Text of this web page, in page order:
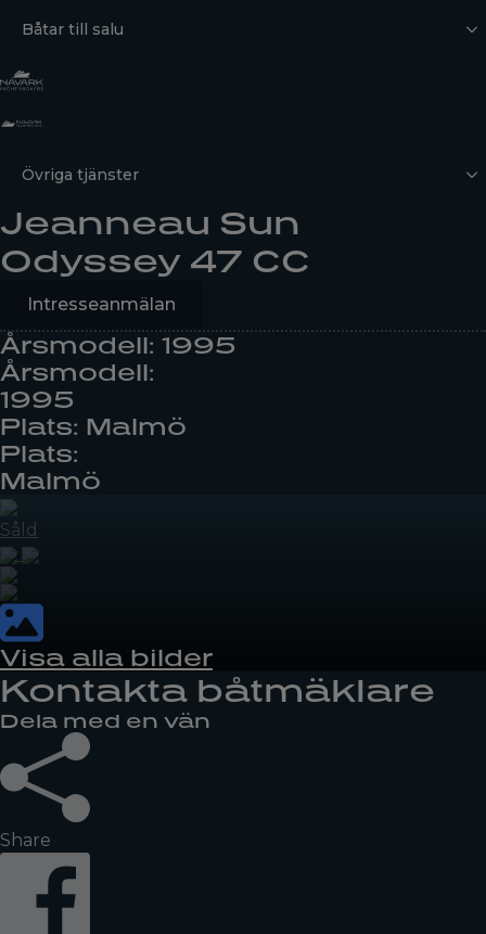
Båtar till salu
Övriga tjänster
Jeanneau Sun
Odyssey 47 CC
Intresseanmälan
Årsmodell: 1995
Årsmodell:
1995
Plats: Malmö
Plats:
Malmö
Såld
Visa alla bilder
Kontakta båtmäklare
Dela med en vän
Share